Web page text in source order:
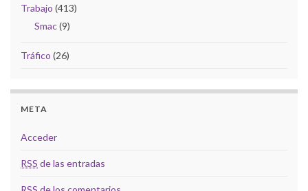
Trabajo (413)
Smac(9)
Tráfico (26)
META
Acceder
RSS de las entradas